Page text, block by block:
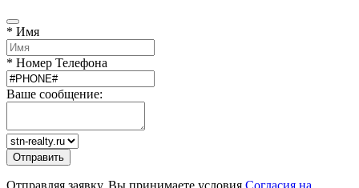
* Имя
* Номер Телефона
Ваше сообщение:
Отправляя заявку, Вы принимаете условия Согласия на